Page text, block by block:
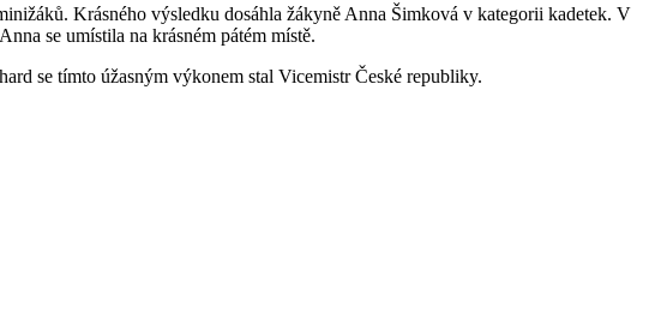
Krásného výsledku dosáhla žákyně Anna Šimková v kategorii kadetek. V
se umístila na krásném pátém místě.
se tímto úžasným výkonem stal Vicemistr České republiky.